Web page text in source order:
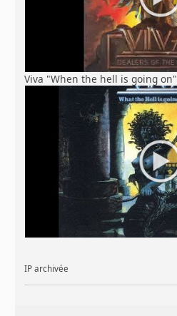
Viva "When the hell is going on"
IP archivée